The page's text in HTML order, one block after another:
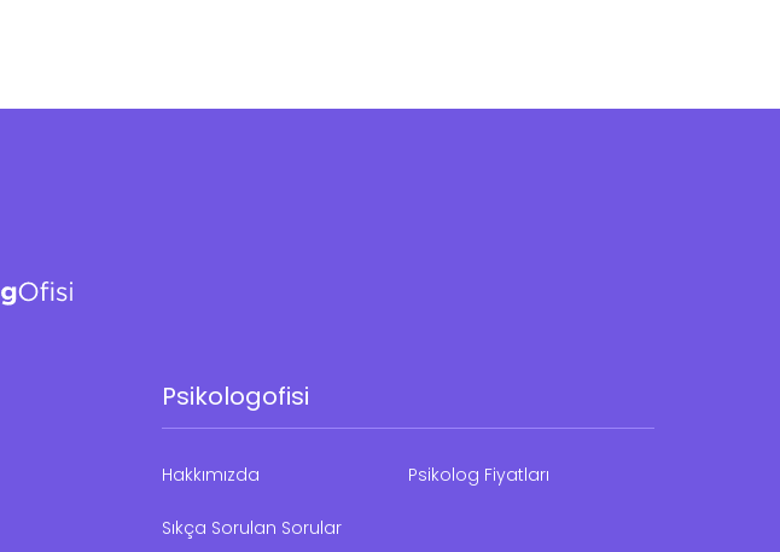
Psikologofisi
Hakkımızda Psikolog Fiyatları
Sıkça Sorulan Sorular